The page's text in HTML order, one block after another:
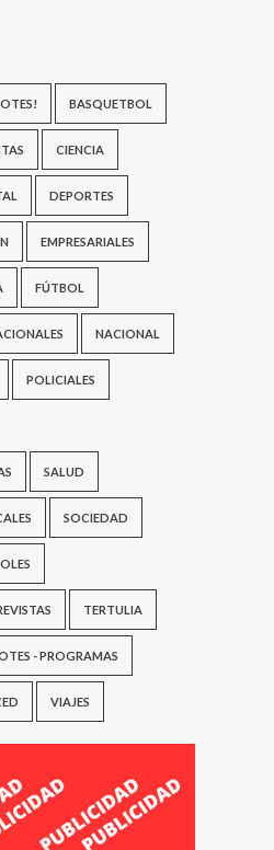
BASQUETBOL
CIENCIA
DEPORTES
EMPRESARIALES
FÚTBOL
NACIONAL
POLICIALES
SALUD
SOCIEDAD
TERTULIA
- PROGRAMAS
VIAJES